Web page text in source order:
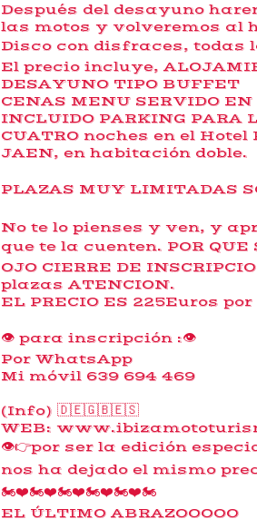
Después del desayuno
las motos y volveremos al
Disco con disfraces, todas
El precio incluye,
DESAYUNO TIPO BUFFET
CENAS MENU SERVIDO
INCLUIDO PARKING PARA
CUATRO noches en el
JAEN, en habitación doble.
PLAZAS MUY LIMITADAS
No te lo pienses y ven, y
que te la cuenten. POR
OJO CIERRE DE
plazas ATENCION.
EL PRECIO ES 225Euros
👁 para inscripción :👁
Por WhatsApp
Mi móvil 639 694 469
(Info) 🇩🇪🇬🇧🇪🇸
WEB:
👁👉por ser la edición
nos ha dejado el mismo
🏍️❤️🏍️❤️🏍️❤️🏍️❤️🏍️❤️🏍️
EL ÚLTIMO ABRAZOOOOO